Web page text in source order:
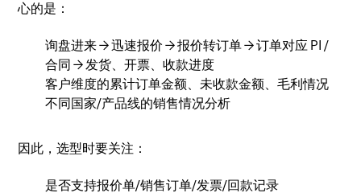
心的是：
询盘进来 → 迅速报价 → 报价转订单 → 订单对应 PI /
合同 → 发货、开票、收款进度
客户维度的累计订单金额、未收款金额、毛利情况
不同国家/产品线的销售情况分析
因此，选型时要关注：
是否支持报价单/销售订单/发票/回款记录